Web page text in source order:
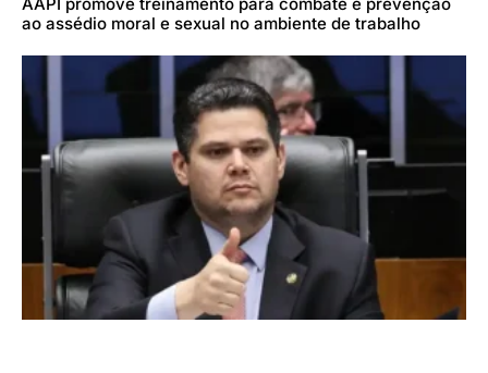
ao assédio moral e sexual no ambiente de trabalho